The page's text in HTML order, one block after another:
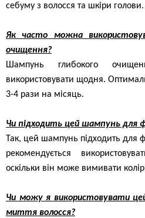
себуму з волосся та шкіри голови.
Як часто можна
очищення?
Шампунь глибокого
використовувати щодня.
3-4 рази на місяць.
Чи підходить цей шампунь для
Так, цей шампунь підходить для
рекомендується
оскільки він може вимивати
Чи можу я використовувати
миття волосся?